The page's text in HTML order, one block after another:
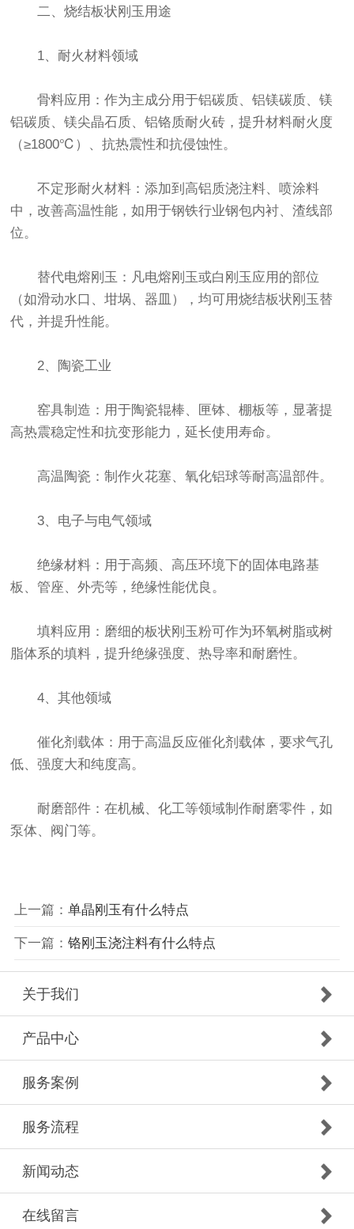
二、烧结板状刚玉用途
1、耐火材料领域
骨料应用：作为主成分用于铝碳质、铝镁碳质、镁
铝碳质、镁尖晶石质、铝铬质耐火砖，提升材料耐火度
（≥1800℃）、抗热震性和抗侵蚀性。
不定形耐火材料：添加到高铝质浇注料、喷涂料
中，改善高温性能，如用于钢铁行业钢包内衬、渣线部
位。
替代电熔刚玉：凡电熔刚玉或白刚玉应用的部位
（如滑动水口、坩埚、器皿），均可用烧结板状刚玉替
代，并提升性能。
2、陶瓷工业
窑具制造：用于陶瓷辊棒、匣钵、棚板等，显著提
高热震稳定性和抗变形能力，延长使用寿命。
高温陶瓷：制作火花塞、氧化铝球等耐高温部件。
3、电子与电气领域
绝缘材料：用于高频、高压环境下的固体电路基
板、管座、外壳等，绝缘性能优良。
填料应用：磨细的板状刚玉粉可作为环氧树脂或树
脂体系的填料，提升绝缘强度、热导率和耐磨性。
4、其他领域
催化剂载体：用于高温反应催化剂载体，要求气孔
低、强度大和纯度高。
耐磨部件：在机械、化工等领域制作耐磨零件，如
泵体、阀门等。
上一篇： 单晶刚玉有什么特点
下一篇： 铬刚玉浇注料有什么特点
关于我们
产品中心
服务案例
服务流程
新闻动态
在线留言